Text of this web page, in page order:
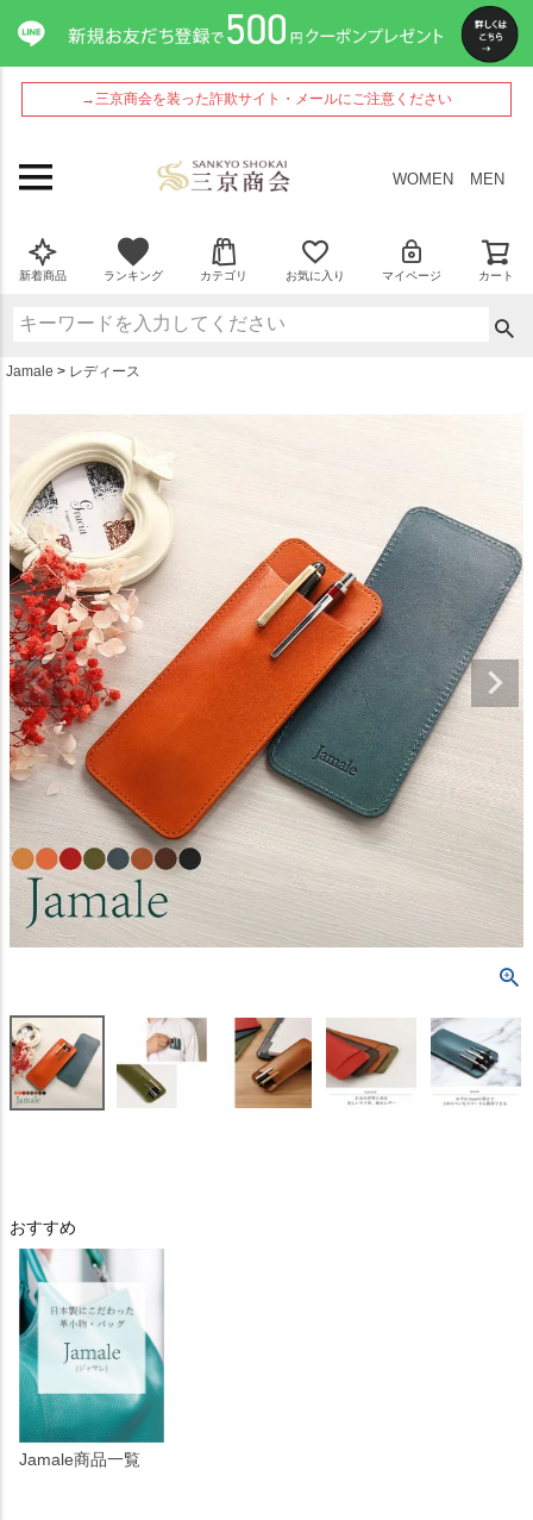
→三京商会を装った詐欺サイト・メールにご注意ください
WOMEN MEN
新着商品 ランキング カテゴリ お気に入り マイページ カート
Jamale レディース
おすすめ
Jamale商品一覧
ペー
ジト
ップ
へ